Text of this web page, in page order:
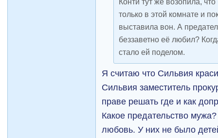
только в этой комнате и
выставила вон. А
беззаветно её любил?
стало ей поделом.
Я считаю что Сильвия
Сильвия заместитель
праве решать где и как
Какое предательство
любовь. У них не было